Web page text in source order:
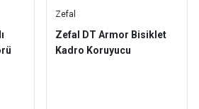
Zefal
Zefal DT Armor Bisiklet
Kadro Koruyucu